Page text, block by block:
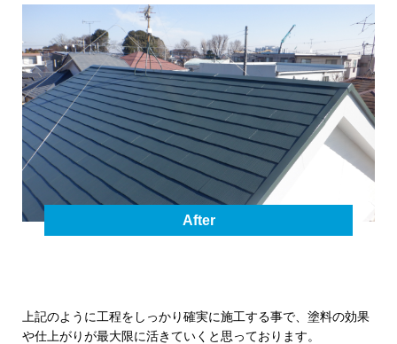
After
上記のように工程をしっかり確実に施工する事で、塗料の効果
や仕上がりが最大限に活きていくと思っております。